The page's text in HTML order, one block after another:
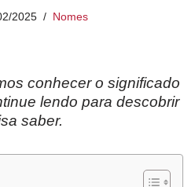
2025 Nomes
conhecer o significado
lendo para descobrir
saber.